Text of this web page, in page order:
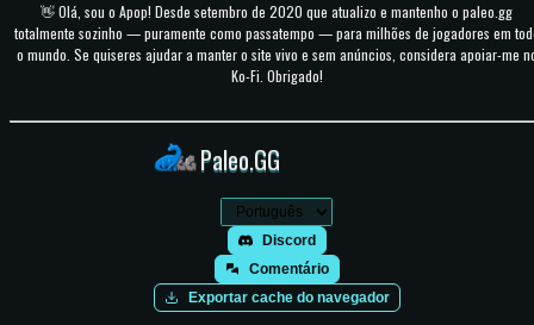
👋 Olá, sou o Apop! Desde setembro de 2020 que atualizo e mantenho o paleo.gg
totalmente sozinho — puramente como passatempo — para milhões de jogadores em
o mundo. Se quiseres ajudar a manter o site vivo e sem anúncios, considera apoiar-me
Ko-Fi. Obrigado!
Paleo.GG
Discord
Comentário
Exportar cache do navegador